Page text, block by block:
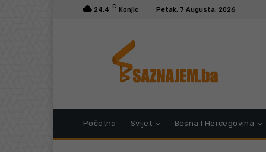
24.4 C Konjic Petak, 7 Augusta, 2026
Početna Svijet Bosna I Hercegovina